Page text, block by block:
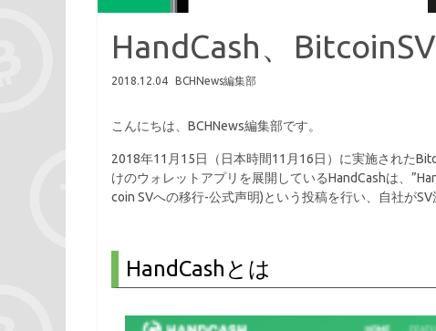
HandCash、
2018.12.04 BCHNews編集部
こんにちは、BCHNews編集部です。
2018年11月15日（日本時間11月16日）に実施された
けのウォレットアプリを展開しているHandCashは、
coin SVへの移行-公式声明)という投稿を行い、自社がSV
HandCashとは